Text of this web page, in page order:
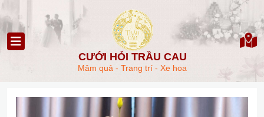
CƯỚI HỎI TRẦU CAU
Mâm quả - Trang trí - Xe hoa